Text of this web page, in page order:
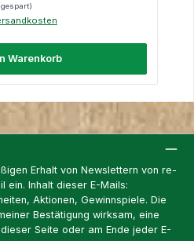
gespart)
Warenkorb
Erhalt von Newslettern von re-
ein. Inhalt dieser E-Mails:
Aktionen, Gewinnspiele. Die
Bestätigung wirksam, eine
Seite oder am Ende jeder E-